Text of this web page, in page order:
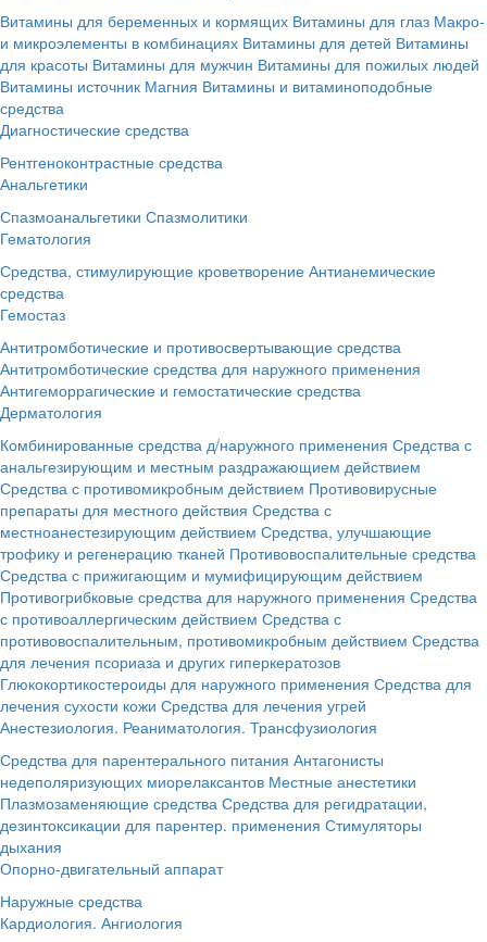
Витамины для беременных и кормящих Витамины для глаз Макро-
и микроэлементы в комбинациях Витамины для детей Витамины
для красоты Витамины для мужчин Витамины для пожилых людей
Витамины источник Магния Витамины и витаминоподобные
средства
Диагностические средства
Рентгеноконтрастные средства
Анальгетики
Спазмоанальгетики Спазмолитики
Гематология
Средства, стимулирующие кроветворение Антианемические
средства
Гемостаз
Антитромботические и противосвертывающие средства
Антитромботические средства для наружного применения
Антигеморрагические и гемостатические средства
Дерматология
Комбинированные средства д/наружного применения Средства с
анальгезирующим и местным раздражающием действием
Средства с противомикробным действием Противовирусные
препараты для местного действия Средства с
местноанестезирующим действием Средства, улучшающие
трофику и регенерацию тканей Противовоспалительные средства
Средства с прижигающим и мумифицирующим действием
Противогрибковые средства для наружного применения Средства
с противоаллергическим действием Средства с
противовоспалительным, противомикробным действием Средства
для лечения псориаза и других гиперкератозов
Глюкокортикостероиды для наружного применения Средства для
лечения сухости кожи Средства для лечения угрей
Анестезиология. Реаниматология. Трансфузиология
Средства для парентерального питания Антагонисты
недеполяризующих миорелаксантов Местные анестетики
Плазмозаменяющие средства Средства для регидратации,
дезинтоксикации для парентер. применения Стимуляторы
дыхания
Опорно-двигательный аппарат
Наружные средства
Кардиология. Ангиология